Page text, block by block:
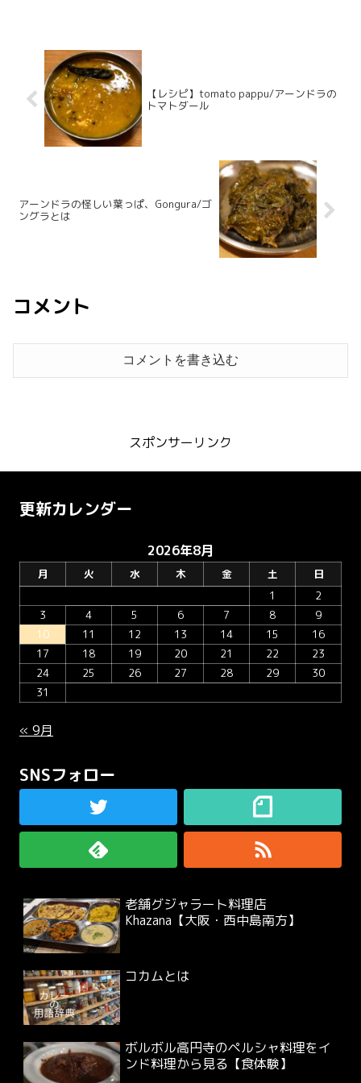
【レシピ】tomato pappu/アーンドラの
トマトダール
アーンドラの怪しい葉っぱ、Gongura/ゴ
ングラとは
コメント
コメントを書き込む
スポンサーリンク
更新カレンダー
2026年8月
月 火 水 木 金 土
日
1
2
3
4 5 6 7 8
9
10
11 12 13 14 15
16
17
18 19 20 21 22
23
24
25 26 27 28 29
30
31
« 9月
SNSフォロー
老舗グジャラート料理店
Khazana【大阪・西中島南方】
コカムとは
ボルボル高円寺のペルシャ料理をイ
ンド料理から見る【食体験】